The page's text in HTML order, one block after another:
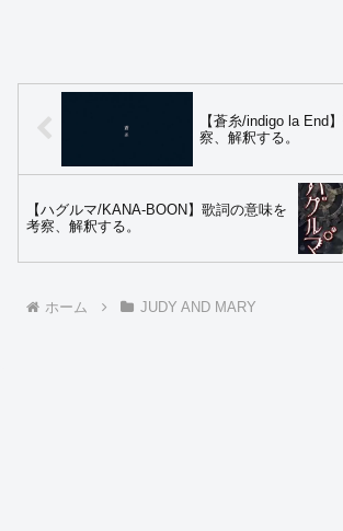
【蒼糸/indigo la End
察、解釈する。
【ハグルマ/KANA-BOON】歌詞の意味を
考察、解釈する。
ホーム JUDY AND MARY